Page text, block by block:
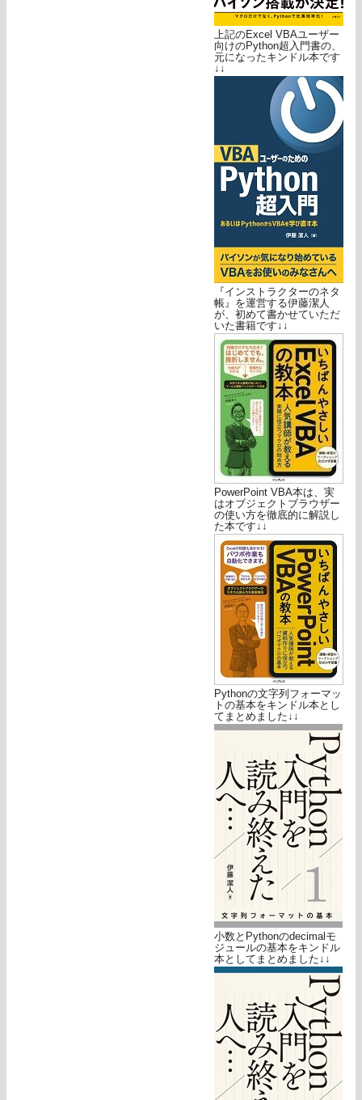
上記のExcel VBAユーザー
向けのPython超入門書の、
元になったキンドル本です
↓↓
『インストラクターのネタ
帳』を運営する伊藤潔人
が、初めて書かせていただ
いた書籍です↓↓
PowerPoint VBA本は、実
はオブジェクトブラウザー
の使い方を徹底的に解説し
た本です↓↓
Pythonの文字列フォーマッ
トの基本をキンドル本とし
てまとめました↓↓
小数とPythonのdecimalモ
ジュールの基本をキンドル
本としてまとめました↓↓